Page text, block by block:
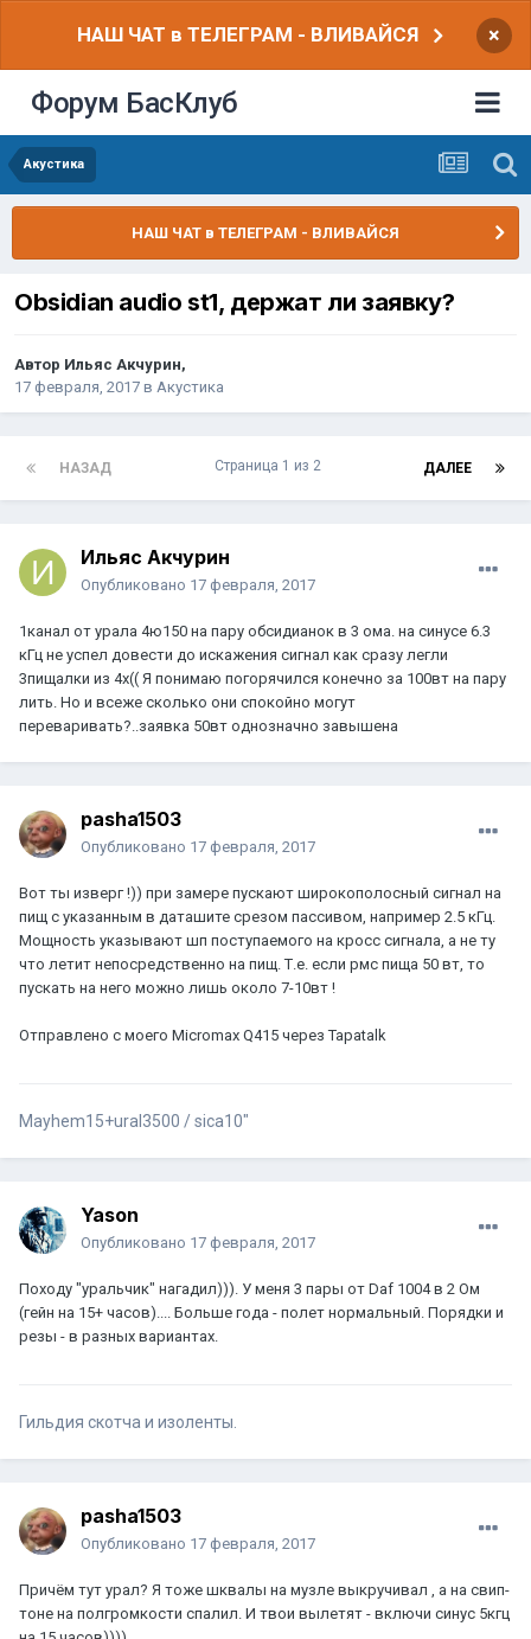
НАШ ЧАТ в ТЕЛЕГРАМ - ВЛИВАЙСЯ ×
Форум БасКлуб
Акустика
НАШ ЧАТ в ТЕЛЕГРАМ - ВЛИВАЙСЯ
Obsidian audio st1, держат ли заявку?
Автор Ильяс Акчурин,
17 февраля, 2017 в Акустика
НАЗАД ДАЛЕЕ
Страница 1 из 2
Ильяс Акчурин
Опубликовано 17 февраля, 2017
1канал от урала 4ю150 на пару обсидианок в 3 ома. на синусе 6.3
кГц не успел довести до искажения сигнал как сразу легли
3пищалки из 4х(( Я понимаю погорячился конечно за 100вт на пару
лить. Но и всеже сколько они спокойно могут
переваривать?..заявка 50вт однозначно завышена
pasha1503
Опубликовано 17 февраля, 2017
Вот ты изверг !)) при замере пускают широкополосный сигнал на
пищ с указанным в даташите срезом пассивом, например 2.5 кГц.
Мощность указывают шп поступаемого на кросс сигнала, а не ту
что летит непосредственно на пищ. Т.е. если рмс пища 50 вт, то
пускать на него можно лишь около 7-10вт !
Отправлено с моего Micromax Q415 через Tapatalk
Mayhem15+ural3500 / sica10"
Yason
Опубликовано 17 февраля, 2017
Походу "уральчик" нагадил))). У меня 3 пары от Daf 1004 в 2 Ом
(гейн на 15+ часов).... Больше года - полет нормальный. Порядки и
резы - в разных вариантах.
Гильдия скотча и изоленты.
pasha1503
Опубликовано 17 февраля, 2017
Причём тут урал? Я тоже шквалы на музле выкручивал , а на свип-
тоне на полгромкости спалил. И твои вылетят - включи синус 5кгц